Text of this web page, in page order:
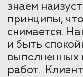
знаем
принципы,
снимается.
и быть
выполненных
работ.